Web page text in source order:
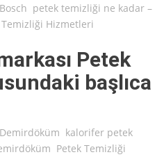
Bosch petek temizliği ne kadar –
Hizmetleri
Petek
başlıca
Demirdöküm kalorifer petek
Petek Temizliği